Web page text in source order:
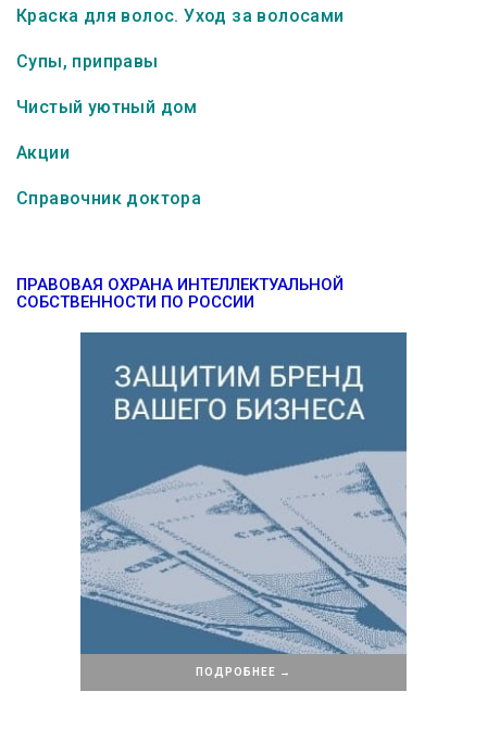
Краска для волос. Уход за волосами
Супы, приправы
Чистый уютный дом
Акции
Справочник доктора
ПРАВОВАЯ ОХРАНА ИНТЕЛЛЕКТУАЛЬНОЙ
СОБСТВЕННОСТИ ПО РОССИИ
ПОДРОБНЕЕ →